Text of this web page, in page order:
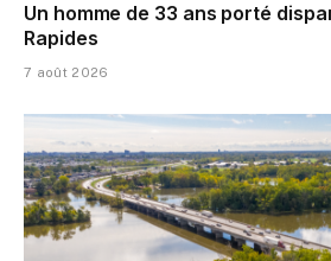
Un homme de 33 ans porté
Rapides
7 août 2026